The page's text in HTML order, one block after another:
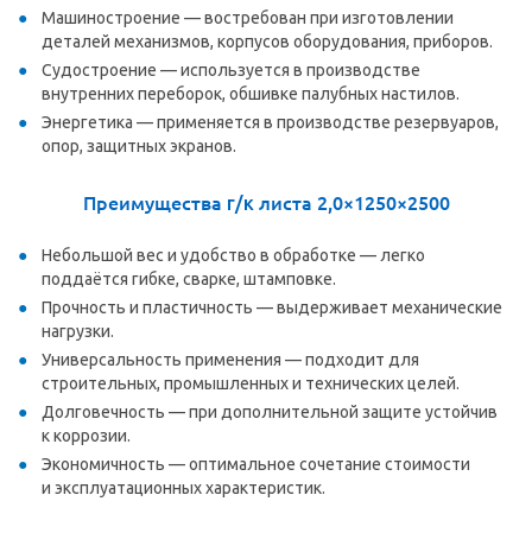
Машиностроение — востребован при изготовлении
деталей механизмов, корпусов оборудования, приборов.
Судостроение — используется в производстве
внутренних переборок, обшивке палубных настилов.
Энергетика — применяется в производстве резервуаров,
опор, защитных экранов.
Преимущества г/к листа 2,0×1250×2500
Небольшой вес и удобство в обработке — легко
поддаётся гибке, сварке, штамповке.
Прочность и пластичность — выдерживает механические
нагрузки.
Универсальность применения — подходит для
строительных, промышленных и технических целей.
Долговечность — при дополнительной защите устойчив
к коррозии.
Экономичность — оптимальное сочетание стоимости
и эксплуатационных характеристик.